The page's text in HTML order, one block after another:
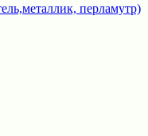
перламутр)